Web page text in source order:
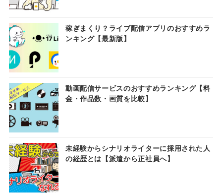
稼ぎまくり？ライブ配信アプリのおすすめラ
ンキング【最新版】
動画配信サービスのおすすめランキング【料
金・作品数・画質を比較】
未経験からシナリオライターに採用された人
の経歴とは【派遣から正社員へ】